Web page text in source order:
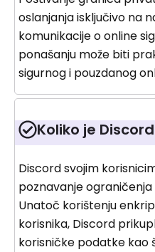
oslanjanja isključivo na
komunikacije o online
ponašanju može biti
sigurnog i pouzdanog
Koliko je
Discord svojim
poznavanje
Unatoč korištenju
korisnika, Discord
korisničke podatke kao